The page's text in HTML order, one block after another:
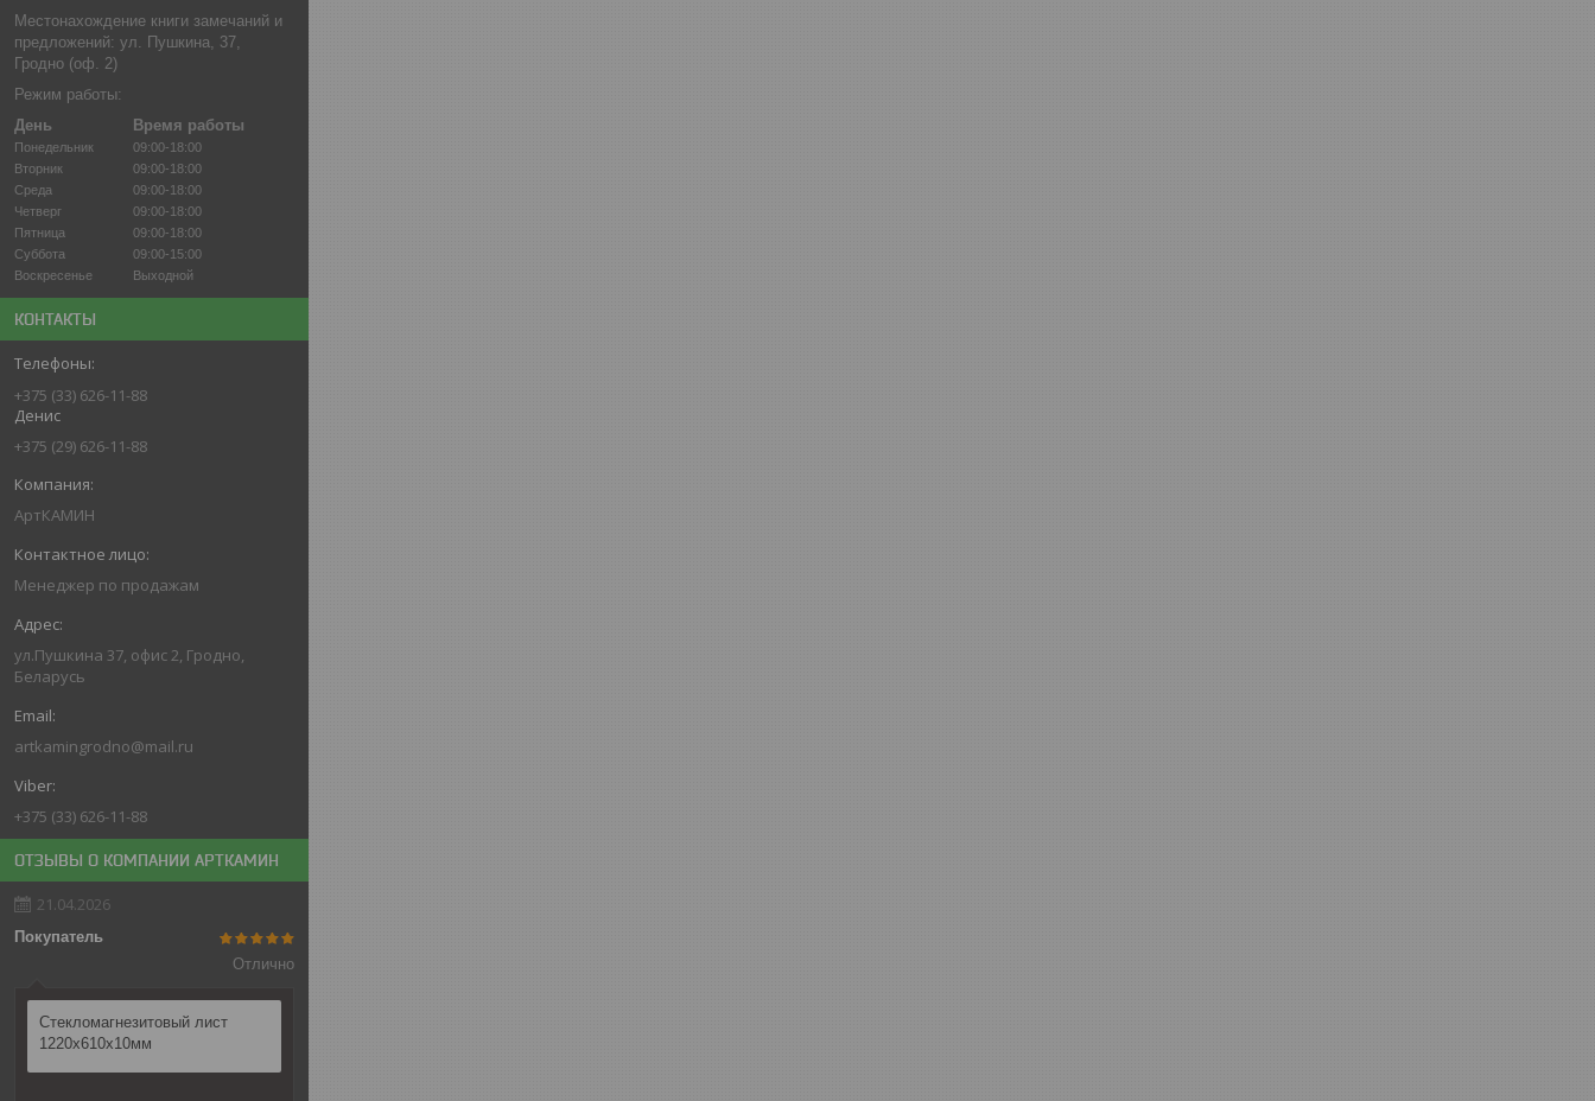
Местонахождение книги замечаний и
предложений: ул. Пушкина, 37,
Гродно (оф. 2)
Режим работы:
День
Время работы
Понедельник
09:00-18:00
Вторник
09:00-18:00
Среда
09:00-18:00
Четверг
09:00-18:00
Пятница
09:00-18:00
Суббота
09:00-15:00
Воскресенье
Выходной
КОНТАКТЫ
+375 (33) 626-11-88
Денис
+375 (29) 626-11-88
АртКАМИН
Менеджер по продажам
ул.Пушкина 37, офис 2, Гродно,
Беларусь
artkamingrodno@mail.ru
+375 (33) 626-11-88
ОТЗЫВЫ О КОМПАНИИ АРТКАМИН
21.04.2026
Покупатель
Отлично
Стекломагнезитовый лист
1220х610х10мм